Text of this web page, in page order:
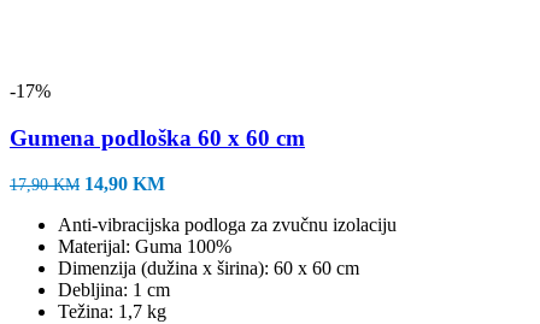
-17%
Gumena podloška 60 x 60 cm
17,90KM Izvorna
bila
je:
17,90 KM.
14,90 KMTrenutna
je:
14,90 KM.
Anti-vibracijska podloga za zvučnu izolaciju
Materijal: Guma 100%
Dimenzija (dužina x širina): 60 x 60 cm
Debljina: 1 cm
Težina: 1,7 kg